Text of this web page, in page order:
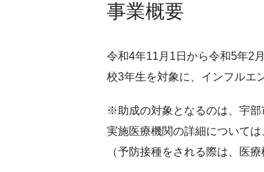
事業概要
令和4年11月1日から令和5年2
校3年生を対象に、インフルエ
※助成の対象となるのは、宇部
実施医療機関の詳細について
（予防接種をされる際は、医